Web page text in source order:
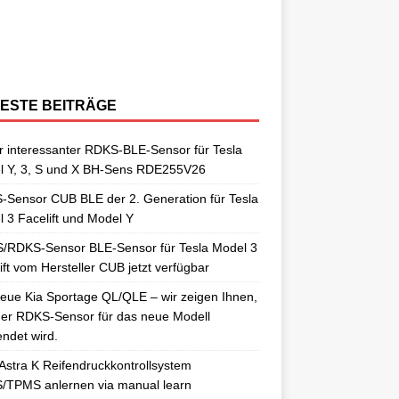
BEITRÄGE
interessanter RDKS-BLE-Sensor für Tesla
Y, 3, S und X BH-Sens RDE255V26
Sensor CUB BLE der 2. Generation für Tesla
3 Facelift und Model Y
RDKS-Sensor BLE-Sensor für Tesla Model 3
vom Hersteller CUB jetzt verfügbar
Kia Sportage QL/QLE – wir zeigen Ihnen,
RDKS-Sensor für das neue Modell
wird.
K Reifendruckkontrollsystem
TPMS anlernen via manual learn